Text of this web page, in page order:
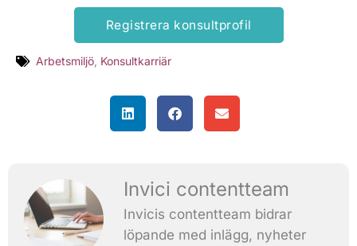
Registrera konsultprofil
Arbetsmiljö Konsultkarriär
Invici contentteam
Invicis contentteam bidrar
löpande med inlägg, nyheter